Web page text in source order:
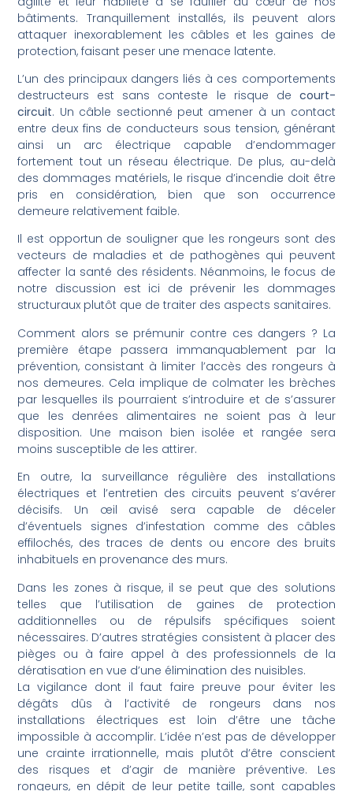
bâtiments. Tranquillement installés, ils peuvent alors
attaquer inexorablement les câbles et les gaines de
protection, faisant peser une menace latente.
L’un des principaux dangers liés à ces comportements
destructeurs est sans conteste le risque de court-
circuit. Un câble sectionné peut amener à un contact
entre deux fins de conducteurs sous tension, générant
ainsi un arc électrique capable d’endommager
fortement tout un réseau électrique. De plus, au-delà
des dommages matériels, le risque d’incendie doit être
pris en considération, bien que son occurrence
demeure relativement faible.
Il est opportun de souligner que les rongeurs sont des
vecteurs de maladies et de pathogènes qui peuvent
affecter la santé des résidents. Néanmoins, le focus de
notre discussion est ici de prévenir les dommages
structuraux plutôt que de traiter des aspects sanitaires.
Comment alors se prémunir contre ces dangers ? La
première étape passera immanquablement par la
prévention, consistant à limiter l’accès des rongeurs à
nos demeures. Cela implique de colmater les brèches
par lesquelles ils pourraient s’introduire et de s’assurer
que les denrées alimentaires ne soient pas à leur
disposition. Une maison bien isolée et rangée sera
moins susceptible de les attirer.
En outre, la surveillance régulière des installations
électriques et l’entretien des circuits peuvent s’avérer
décisifs. Un œil avisé sera capable de déceler
d’éventuels signes d’infestation comme des câbles
effilochés, des traces de dents ou encore des bruits
inhabituels en provenance des murs.
Dans les zones à risque, il se peut que des solutions
telles que l’utilisation de gaines de protection
additionnelles ou de répulsifs spécifiques soient
nécessaires. D’autres stratégies consistent à placer des
pièges ou à faire appel à des professionnels de la
dératisation en vue d’une élimination des nuisibles.
La vigilance dont il faut faire preuve pour éviter les
dégâts dûs à l’activité de rongeurs dans nos
installations électriques est loin d’être une tâche
impossible à accomplir. L’idée n’est pas de développer
une crainte irrationnelle, mais plutôt d’être conscient
des risques et d’agir de manière préventive. Les
rongeurs, en dépit de leur petite taille, sont capables